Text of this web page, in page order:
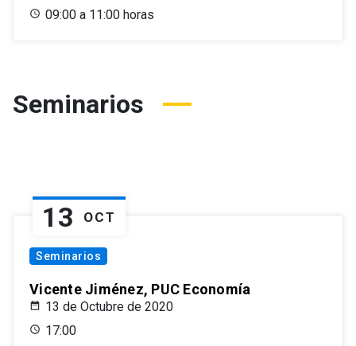
09:00 a 11:00 horas
Seminarios
13 OCT
Seminarios
Vicente Jiménez, PUC Economía
13 de Octubre de 2020
17:00